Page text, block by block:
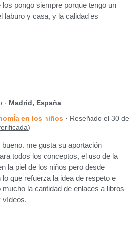
pongo siempre porque tengo un
laburo y casa, y la calidad es
· Madrid, España
en los niños · Reseñado el 30 de
)
bueno. me gusta su aportación
todos los conceptos, el uso de la
la piel de los niños pero desde
que refuerza la idea de respeto e
mucho la cantidad de enlaces a libros
vídeos.